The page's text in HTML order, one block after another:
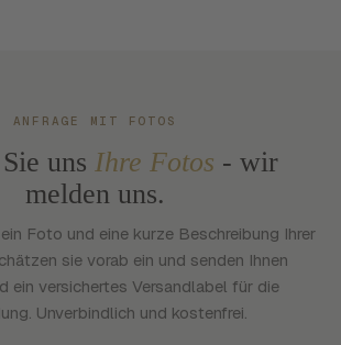
ANFRAGE MIT FOTOS
uns Ihre Fotos - wir
melden uns.
Foto und eine kurze Beschreibung Ihrer
sie vorab ein und senden Ihnen
ein versichertes Versandlabel für die
Unverbindlich und kostenfrei.